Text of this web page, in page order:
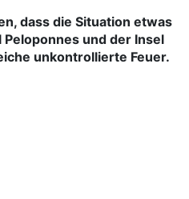
dass die Situation etwas
und der Insel
unkontrollierte Feuer.